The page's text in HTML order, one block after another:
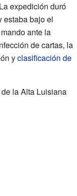
expedición duró
estaba bajo el
ante la
de cartas, la
yclasificación de
la Alta Luisiana